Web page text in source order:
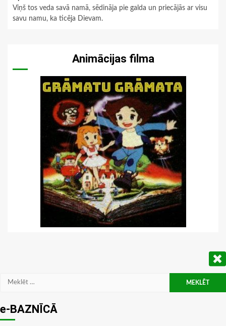
Viņš tos veda savā namā, sēdināja pie galda un priecājās ar visu
savu namu, ka ticēja Dievam.
Animācijas filma
Meklēt:
e-BAZNĪCĀ